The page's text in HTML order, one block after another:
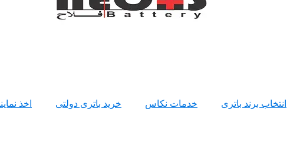
انتخاب برند باتری خدمات نکاس خرید باتری دولتی اخذ